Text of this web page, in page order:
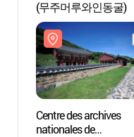
(무주머루와인동굴)
Centre des archives
nationales de